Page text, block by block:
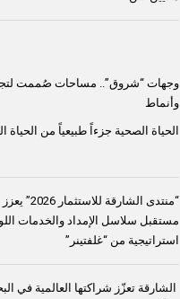
وجهات “شروق”.. مساحات صُممت
وأنماط
الحياة الصحية جزءاً طبيعياً من الحياة
“منتدى الشارقة
مستقبل سلاسل الإمداد والخدمات
استراتيجية من “غلفتينر”
الشارقة تعزّز شراكتها العالمية في